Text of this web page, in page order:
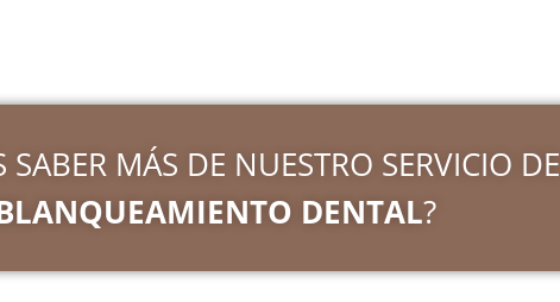
SABER MÁS DE NUESTRO SERVICIO DE
DENTAL?